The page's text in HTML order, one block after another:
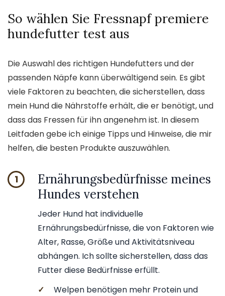
So wählen Sie Fressnapf premiere
hundefutter test aus
Die Auswahl des richtigen Hundefutters und der
passenden Näpfe kann überwältigend sein. Es gibt
viele Faktoren zu beachten, die sicherstellen, dass
mein Hund die Nährstoffe erhält, die er benötigt, und
dass das Fressen für ihn angenehm ist. In diesem
Leitfaden gebe ich einige Tipps und Hinweise, die mir
helfen, die besten Produkte auszuwählen.
1
Ernährungsbedürfnisse meines
Hundes verstehen
Jeder Hund hat individuelle
Ernährungsbedürfnisse, die von Faktoren wie
Alter, Rasse, Größe und Aktivitätsniveau
abhängen. Ich sollte sicherstellen, dass das
Futter diese Bedürfnisse erfüllt.
✓
Welpen benötigen mehr Protein und